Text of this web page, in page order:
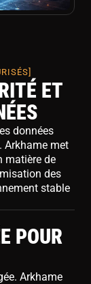
ET
données
Arkhame met
matière de
des
stable
POUR
Arkhame